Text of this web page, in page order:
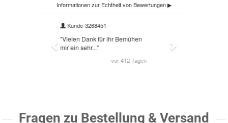
Fragen zu Bestellung & Versand